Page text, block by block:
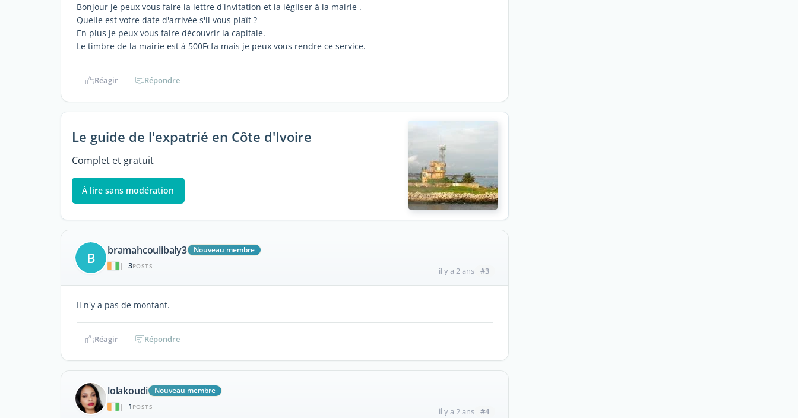
Bonjour je peux vous faire la lettre d'invitation et la légliser à la mairie .
Quelle est votre date d'arrivée s'il vous plaît ?
En plus je peux vous faire découvrir la capitale.
Le timbre de la mairie est à 500Fcfa mais je peux vous rendre ce service.
Réagir Répondre
Le guide de l'expatrié en Côte d'Ivoire
Complet et gratuit
À lire sans modération
B bramahcoulibaly3
Nouveau membre
|
3POSTS il y a 2 ans #3
Il n'y a pas de montant.
Réagir Répondre
lolakoudi
Nouveau membre
|
1 POSTS il y a 2 ans #4